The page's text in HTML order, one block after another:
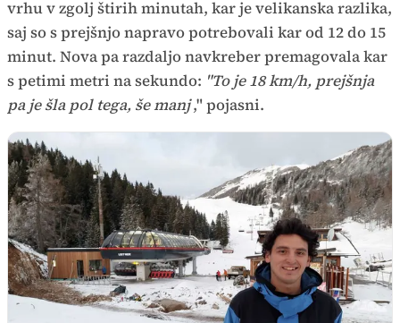
vrhu v zgolj štirih minutah, kar je velikanska razlika,
saj so s prejšnjo napravo potrebovali kar od 12 do 15
minut. Nova pa razdaljo navkreber premagovala kar
s petimi metri na sekundo: "To je 18 km/h, prejšnja
pa je šla pol tega, še manj," pojasni.